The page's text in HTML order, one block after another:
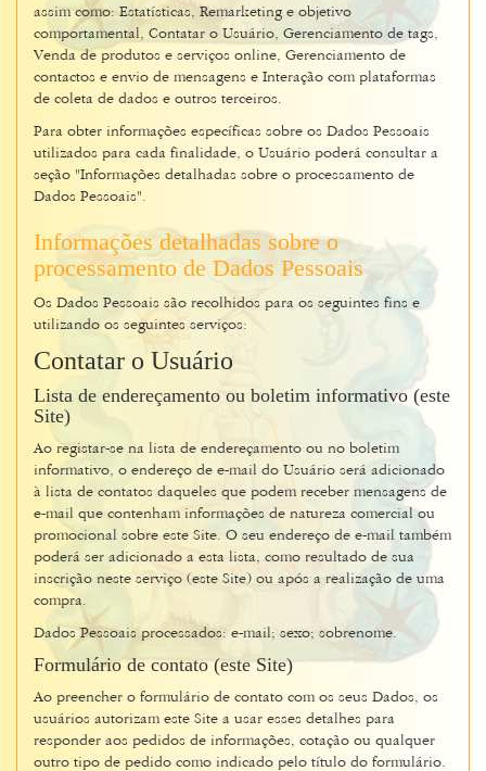
assim como: Estatísticas, Remarketing e objetivo
comportamental, Contatar o Usuário, Gerenciamento de tags,
Venda de produtos e serviços online, Gerenciamento de
contactos e envio de mensagens e Interação com plataformas
de coleta de dados e outros terceiros.
Para obter informações específicas sobre os Dados Pessoais
utilizados para cada finalidade, o Usuário poderá consultar a
seção "Informações detalhadas sobre o processamento de
Dados Pessoais".
Informações detalhadas sobre o
processamento de Dados Pessoais
Os Dados Pessoais são recolhidos para os seguintes fins e
utilizando os seguintes serviços:
Contatar o Usuário
Lista de endereçamento ou boletim informativo (este
Site)
Ao registar-se na lista de endereçamento ou no boletim
informativo, o endereço de e-mail do Usuário será adicionado
à lista de contatos daqueles que podem receber mensagens de
e-mail que contenham informações de natureza comercial ou
promocional sobre este Site. O seu endereço de e-mail também
poderá ser adicionado a esta lista, como resultado de sua
inscrição neste serviço (este Site) ou após a realização de uma
compra.
Dados Pessoais processados: e-mail; sexo; sobrenome.
Formulário de contato (este Site)
Ao preencher o formulário de contato com os seus Dados, os
usuários autorizam este Site a usar esses detalhes para
responder aos pedidos de informações, cotação ou qualquer
outro tipo de pedido como indicado pelo título do formulário.